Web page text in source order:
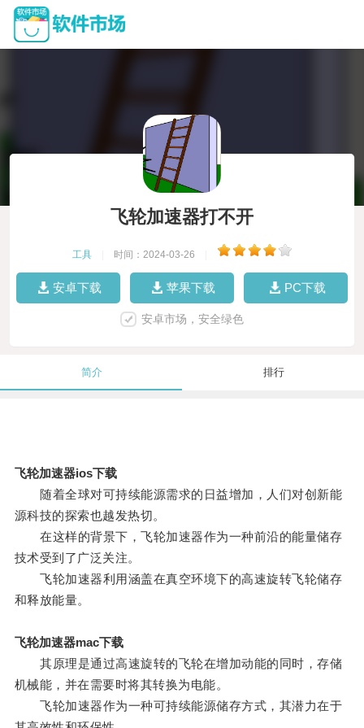
飞轮加速器打不开
工具 时间：2024-03-26
安卓下载 苹果下载 PC下载
安卓市场，安全绿色
简介 排行
飞轮加速器ios下载
随着全球对可持续能源需求的日益增加，人们对创新能
源科技的探索也越发热切。
在这样的背景下，飞轮加速器作为一种前沿的能量储存
技术受到了广泛关注。
飞轮加速器利用涵盖在真空环境下的高速旋转飞轮储存
和释放能量。
飞轮加速器mac下载
其原理是通过高速旋转的飞轮在增加动能的同时，存储
机械能，并在需要时将其转换为电能。
飞轮加速器作为一种可持续能源储存方式，其潜力在于